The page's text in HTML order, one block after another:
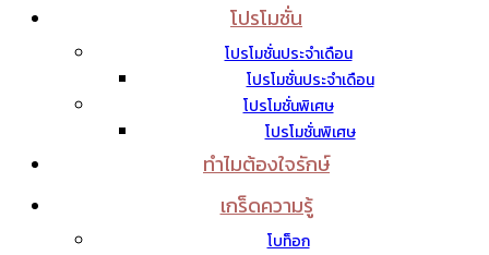
โปรโมชั่น
โปรโมชั่นประจำเดือน
โปรโมชั่นประจำเดือน
โปรโมชั่นพิเศษ
โปรโมชั่นพิเศษ
ทำไมต้องใจรักษ์
เกร็ดความรู้
โบท็อก